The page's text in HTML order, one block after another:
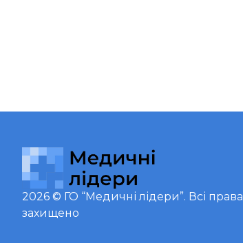
2026 © ГО “Медичні лідери”. Всі права
захищено